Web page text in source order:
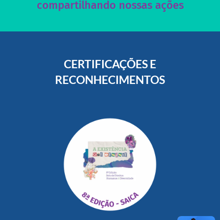
compartilhando nossas ações
CERTIFICAÇÕES E
RECONHECIMENTOS